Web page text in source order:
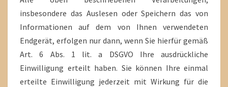
insbesondere das Auslesen oder Speichern das von
Informationen auf dem von Ihnen verwendeten
Endgerät, erfolgen nur dann, wenn Sie hierfür gemäß
Art. 6 Abs. 1 lit. a DSGVO Ihre ausdrückliche
Einwilligung erteilt haben. Sie können Ihre einmal
erteilte Einwilligung jederzeit mit Wirkung für die